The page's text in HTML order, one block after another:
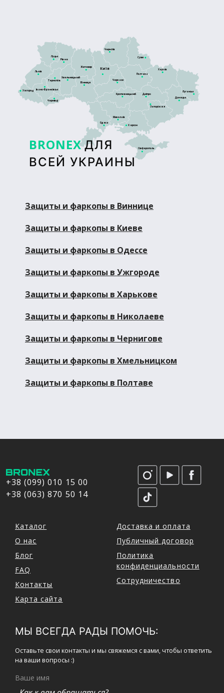
BRONEX ДЛЯ
ВСЕЙ УКРАИНЫ
Сімферополь
Луцьк
Київ
Житомир
Тернопіль
Рівне
Львів
Дніпро
Кропивницький
Харків
Полтава
Черкаси
Суми
Чернігів
Запоріжжя
Херсон
Донецьк
Луганськ
Ужгород
Чернівці
Вінниця
Хмельницький
Івано-Франківськ
Миколаїв
Одеса
Защиты и фаркопы в Виннице
Защиты и фаркопы в Киеве
Защиты и фаркопы в Одессе
Защиты и фаркопы в Ужгороде
Защиты и фаркопы в Харькове
Защиты и фаркопы в Николаеве
Защиты и фаркопы в Чернигове
Защиты и фаркопы в Хмельницком
Защиты и фаркопы в Полтаве
+38 (099) 010 15 00
+38 (063) 870 50 14
Каталог
О нас
Блог
FAQ
Контакты
Карта сайта
Доставка и оплата
Публичный договор
Политика
конфиденциальности
Сотрудничество
МЫ ВСЕГДА РАДЫ ПОМОЧЬ:
Оставьте свои контакты и мы свяжемся с вами, чтобы ответить
на ваши вопросы :)
Ваше имя